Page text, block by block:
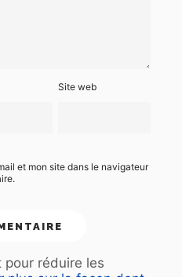
Site web
et mon site dans le navigateur
pour réduire les